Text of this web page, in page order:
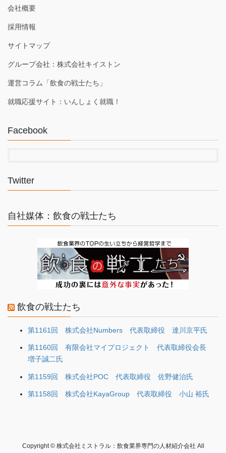
会社概要
採用情報
サイトマップ
グループ会社：株式会社キイストン
運営コラム「飲食の戦士たち」
就職応援サイト：いんしょく就職！
Facebook
Twitter
自社媒体：飲食の戦士たち
飲食の戦士たち
第1161回 株式会社Numbers 代表取締役 達川京平氏
第1160回 有限会社マイプロジェクト 代表取締役会長
増子誠二氏
第1159回 株式会社POC 代表取締役 佐野健治氏
第1158回 株式会社KayaGroup 代表取締役 小山 裕氏
Copyright © 株式会社ミストラル：飲食業界専門の人材紹介会社 All